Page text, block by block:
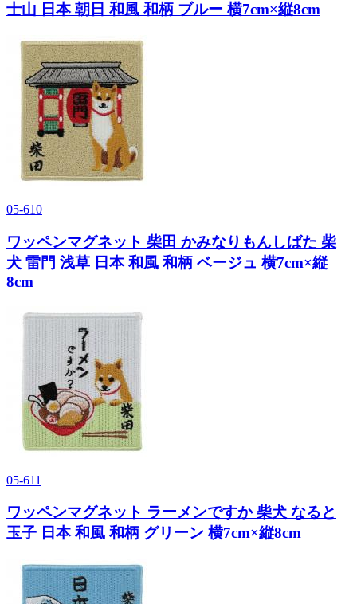
士山 日本 朝日 和風 和柄 ブルー 横7cm×縦8cm
05-610
ワッペンマグネット 柴田 かみなりもんしばた 柴
犬 雷門 浅草 日本 和風 和柄 ベージュ 横7cm×縦
8cm
05-611
ワッペンマグネット ラーメンですか 柴犬 なると
玉子 日本 和風 和柄 グリーン 横7cm×縦8cm